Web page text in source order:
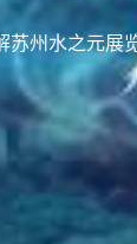
苏州水之元展